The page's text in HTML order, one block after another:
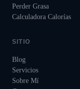
Perder Grasa
Calculadora Calorías
SITIO
Blog
Servicios
Sobre Mí